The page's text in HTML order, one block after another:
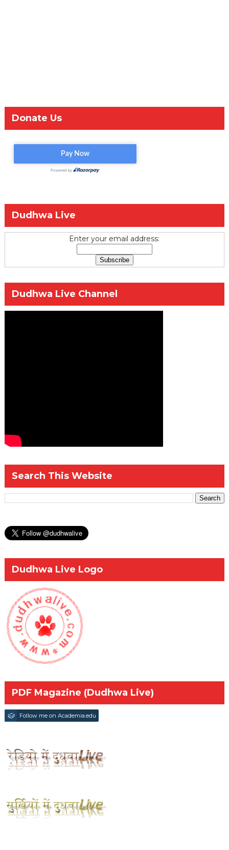
Donate Us
Dudhwa Live
Enter your email address:
Dudhwa Live Channel
Search This Website
Dudhwa Live Logo
PDF Magazine (Dudhwa Live)
Follow me on Academia.edu